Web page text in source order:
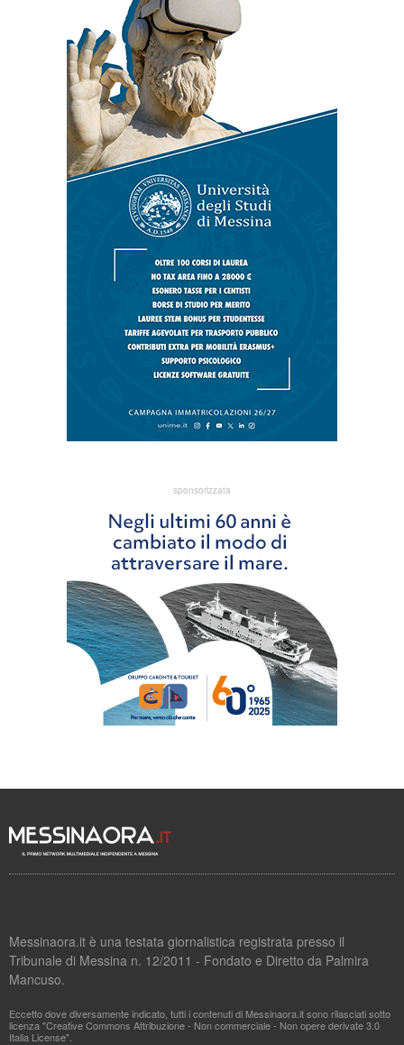
sponsorizzata
Messinaora.it è una testata giornalistica registrata presso il
Tribunale di Messina n. 12/2011 - Fondato e Diretto da Palmira
Mancuso.
Eccetto dove diversamente indicato, tutti i contenuti di Messinaora.it sono rilasciati sotto
licenza "Creative Commons Attribuzione - Non commerciale - Non opere derivate 3.0
Italia License".